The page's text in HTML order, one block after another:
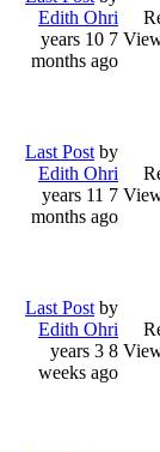
Edith Ohri
7 years 10
months ago
Last Post by
Edith Ohri
7 years 11
months ago
Last Post by
Edith Ohri
8 years 3
weeks ago